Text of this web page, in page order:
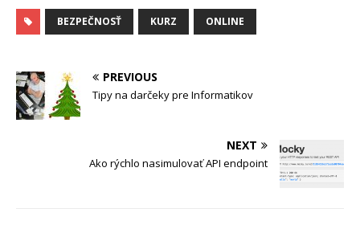
BEZPEČNOSŤ KURZ ONLINE
PREVIOUS
Tipy na darčeky pre Informatikov
NEXT
Ako rýchlo nasimulovať API endpoint